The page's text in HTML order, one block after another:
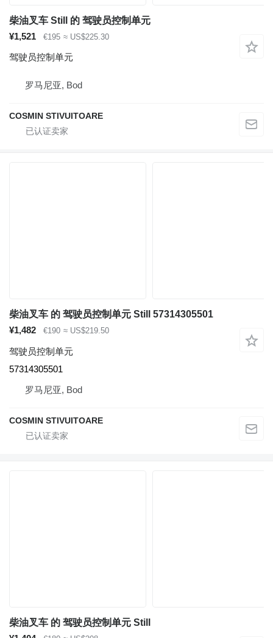
柴油叉车 Still 的 驾驶员控制单元
¥1,521
€195 ≈ US$225.30
驾驶员控制单元
罗马尼亚, Bod
COSMIN STIVUITOARE
柴油叉车 的 驾驶员控制单元 Still 57314305501
¥1,482
€190 ≈ US$219.50
驾驶员控制单元
57314305501
罗马尼亚, Bod
COSMIN STIVUITOARE
柴油叉车 的 驾驶员控制单元 Still